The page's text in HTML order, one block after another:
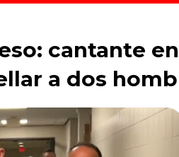
cantante
a dos